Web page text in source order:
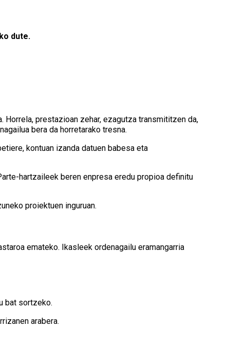
dute.
Horrela, prestazioan zehar, ezagutza transmititzen da,
bera da horretarako tresna.
kontuan izanda datuen babesa eta
hartzaileek beren enpresa eredu propioa definitu
proiektuen inguruan.
emateko. Ikasleek ordenagailu eramangarria
bat sortzeko.
arabera.